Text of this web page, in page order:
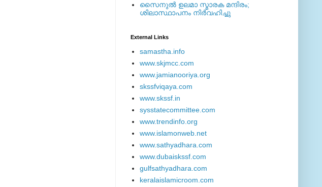
സൈനുല്‍ ഉലമാ സ്മാരക മന്ദിരം;
ശിലാസ്ഥാപനം നിര്‍വഹിച്ചു
External ‎Links
samastha.info
www.skjmcc.com
www.jamianooriya.org
skssfviqaya.com
www.skssf.in
sysstatecommittee.com
www.trendinfo.org
www.islamonweb.net
www.sathyadhara.com
www.dubaiskssf.com
gulfsathyadhara.com
keralaislamicroom.com